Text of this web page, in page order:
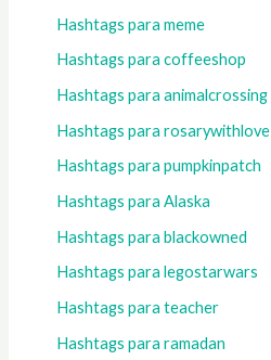
Hashtags para meme
Hashtags para coffeeshop
Hashtags para animalcrossing
Hashtags para rosarywithlove
Hashtags para pumpkinpatch
Hashtags para Alaska
Hashtags para blackowned
Hashtags para legostarwars
Hashtags para teacher
Hashtags para ramadan